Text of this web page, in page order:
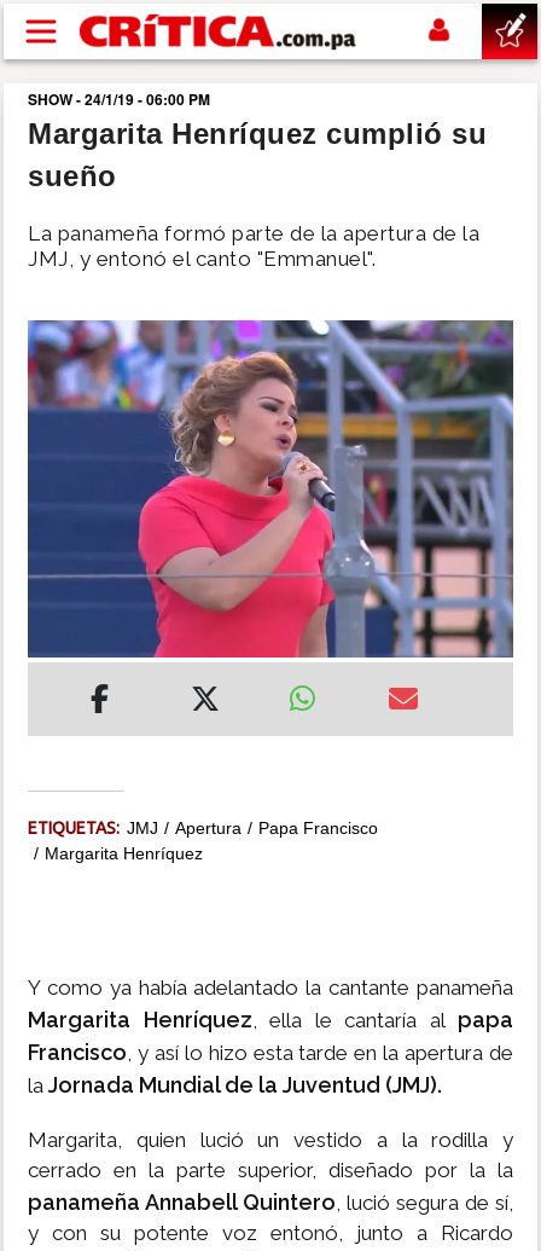
Pasar al contenido principal
buscar
SUCESOS
NACIONAL
SHOW
MULTIMEDIA
SHOW - 24/1/19 - 06:00 PM
Margarita Henríquez cumplió su
sueño
La panameña formó parte de la apertura de la
JMJ, y entonó el canto "Emmanuel".
ETIQUETAS: JMJ Apertura
Papa Francisco
Margarita Henríquez
Y como ya había adelantado la cantante panameña
Margarita Henríquez, ella le cantaría al papa
Francisco, y así lo hizo esta tarde en la apertura de
la Jornada Mundial de la Juventud (JMJ).
Margarita, quien lució un vestido a la rodilla y
cerrado en la parte superior, diseñado por la la
panameña Annabell Quintero, lució segura de sí,
y con su potente voz entonó, junto a Ricardo